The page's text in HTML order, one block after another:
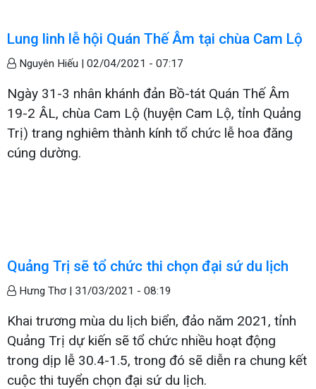
Lung linh lễ hội Quán Thế Âm tại chùa Cam Lộ
Nguyên Hiếu | 02/04/2021 - 07:17
Ngày 31-3 nhân khánh đản Bồ-tát Quán Thế Âm
19-2 ÂL, chùa Cam Lộ (huyện Cam Lộ, tỉnh Quảng
Trị) trang nghiêm thành kính tổ chức lễ hoa đăng
cúng dường.
Quảng Trị sẽ tổ chức thi chọn đại sứ du lịch
Hưng Thơ | 31/03/2021 - 08:19
Khai trương mùa du lịch biển, đảo năm 2021, tỉnh
Quảng Trị dự kiến sẽ tổ chức nhiều hoạt động
trong dịp lễ 30.4-1.5, trong đó sẽ diễn ra chung kết
cuộc thi tuyển chọn đại sứ du lịch.